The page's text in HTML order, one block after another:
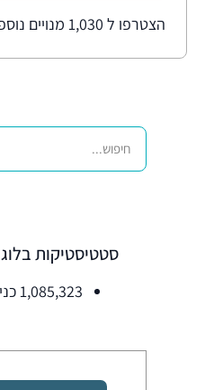
הצטרפו ל 1,030 מנויים נוספים
סטטיסטיקות בלוג
1,085,323 כניסות